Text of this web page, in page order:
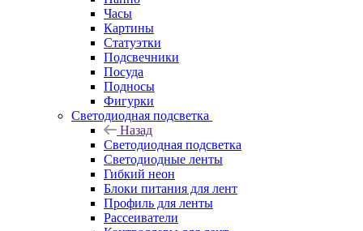
Часы
Картины
Статуэтки
Подсвечники
Посуда
Подносы
Фигурки
Светодиодная подсветка
Назад
Светодиодная подсветка
Светодиодные ленты
Гибкий неон
Блоки питания для лент
Профиль для ленты
Рассеиватели